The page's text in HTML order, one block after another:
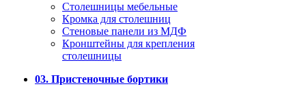
Столешницы мебельные
Кромка для столешниц
Стеновые панели из МДФ
Кронштейны для крепления
столешницы
03. Пристеночные бортики